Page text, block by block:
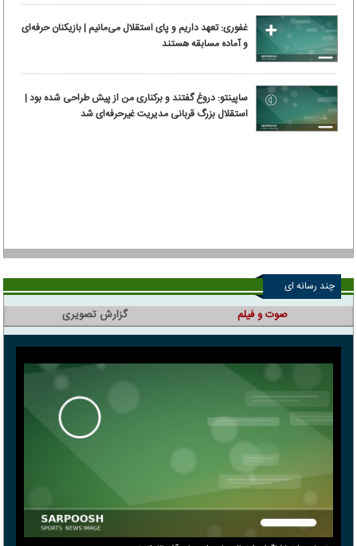
غفوری: تعهد داریم و پای استقلال می‌مانیم | بازیکنان حرفه‌ای
و آماده مسابقه هستند
ساپینتو: دروغ گفتند و برکناری من از پیش طراحی شده بود |
استقلال بزرگ قربانی مدیریت غیرحرفه‌ای شد
چند رسانه ای
صوت و فیلم گزارش تصویری